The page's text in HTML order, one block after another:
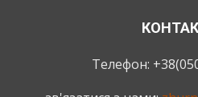
Телефон: